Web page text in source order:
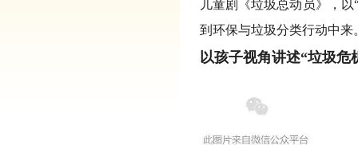
儿童剧《垃圾总动员》，
到环保与垃圾分类行动中来
以孩子视角讲述“垃圾危